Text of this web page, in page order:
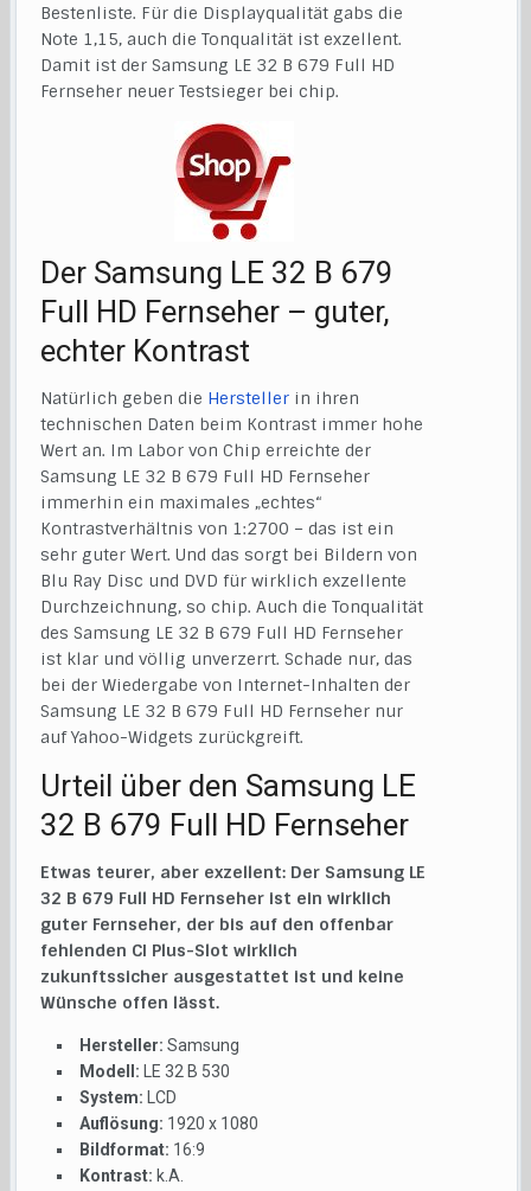
Bestenliste. Für die Displayqualität gabs die
Note 1,15, auch die Tonqualität ist exzellent.
Damit ist der Samsung LE 32 B 679 Full HD
Fernseher neuer Testsieger bei chip.
Der Samsung LE 32 B 679
Full HD Fernseher – guter,
echter Kontrast
Natürlich geben die Hersteller in ihren
technischen Daten beim Kontrast immer hohe
Wert an. Im Labor von Chip erreichte der
Samsung LE 32 B 679 Full HD Fernseher
immerhin ein maximales „echtes“
Kontrastverhältnis von 1:2700 – das ist ein
sehr guter Wert. Und das sorgt bei Bildern von
Blu Ray Disc und DVD für wirklich exzellente
Durchzeichnung, so chip. Auch die Tonqualität
des Samsung LE 32 B 679 Full HD Fernseher
ist klar und völlig unverzerrt. Schade nur, das
bei der Wiedergabe von Internet-Inhalten der
Samsung LE 32 B 679 Full HD Fernseher nur
auf Yahoo-Widgets zurückgreift.
Urteil über den Samsung LE
32 B 679 Full HD Fernseher
Etwas teurer, aber exzellent: Der Samsung LE
32 B 679 Full HD Fernseher ist ein wirklich
guter Fernseher, der bis auf den offenbar
fehlenden CI Plus-Slot wirklich
zukunftssicher ausgestattet ist und keine
Wünsche offen lässt.
Hersteller: Samsung
Modell: LE 32 B 530
System: LCD
Auflösung: 1920 x 1080
Bildformat: 16:9
Kontrast: k.A.